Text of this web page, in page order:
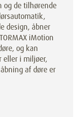
og de tilhørende
design, åbner
iMotion
og kan
eller i miljøer,
af døre er